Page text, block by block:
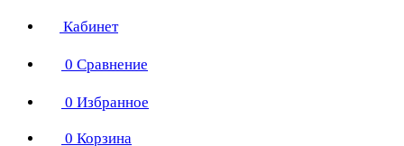
Кабинет
0 Сравнение
0 Избранное
0 Корзина